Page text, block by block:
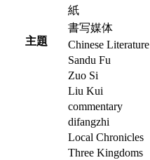
主題
紙
書写媒体
Chinese Literature
Sandu Fu
Zuo Si
Liu Kui
commentary
difangzhi
Local Chronicles
Three Kingdoms